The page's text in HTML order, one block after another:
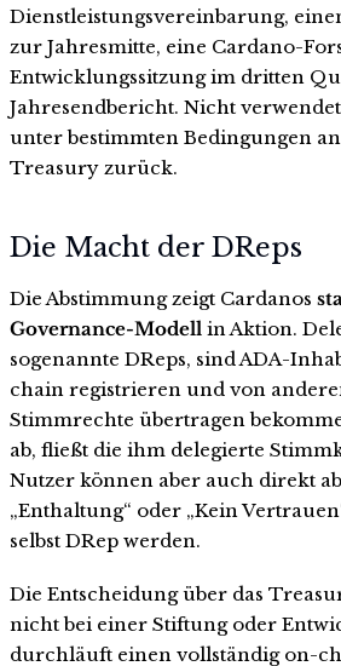
Dienstleistungsvereinbarung,
zur Jahresmitte, eine Cardano-
Entwicklungssitzung im dritten
Jahresendbericht. Nicht
unter bestimmten Bedingungen
Treasury zurück.
Die Macht der DReps
Die Abstimmung zeigt Cardanos
Governance-Modell in Aktion.
sogenannte DReps, sind ADA-
chain registrieren und von
Stimmrechte übertragen
ab, fließt die ihm delegierte
Nutzer können aber auch direkt
„Enthaltung“ oder „Kein
selbst DRep werden.
Die Entscheidung über das
nicht bei einer Stiftung oder
durchläuft einen vollständig on-